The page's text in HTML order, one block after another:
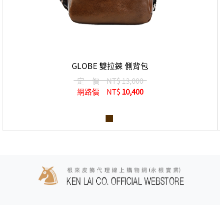
GLOBE 雙拉鍊 側背包
定 價NT$ 13,000
網路價
NT$ 10,400